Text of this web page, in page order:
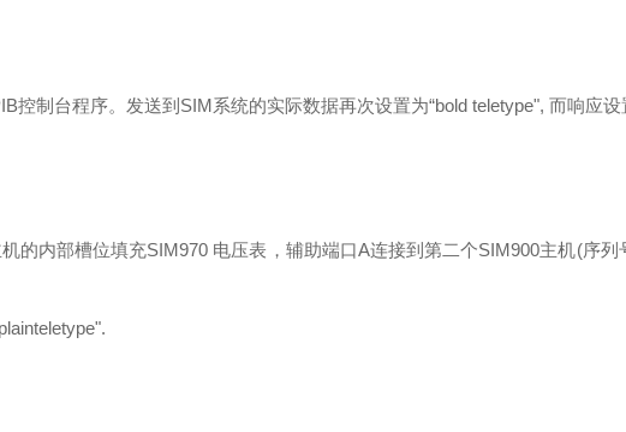
制台程序。发送到SIM系统的实际数据再次设置为“bold teletype", 而响应设
的内部槽位填充SIM970 电压表，辅助端口A连接到第二个SIM900主机(序